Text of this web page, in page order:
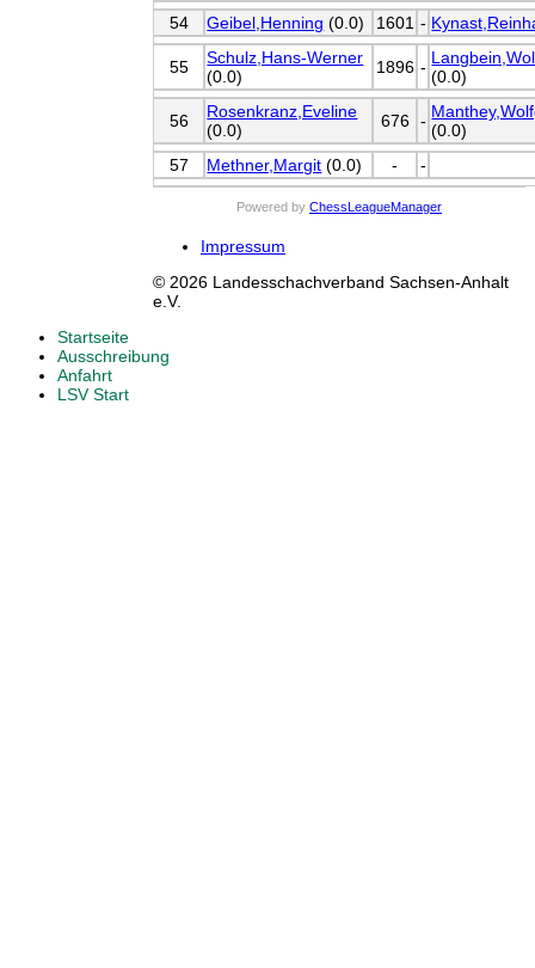
54
Geibel,Henning (0.0) 1601 -
55
Schulz,Hans-Werner
(0.0)
1896 - (0.0)
56
Rosenkranz,Eveline
(0.0)
676 - (0.0)
57
Methner,Margit (0.0) - -
Powered by ChessLeagueManager
Impressum
© 2026 Landesschachverband Sachsen-Anhalt
e.V.
Startseite
Ausschreibung
Anfahrt
LSV Start